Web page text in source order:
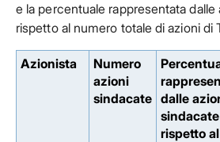
e la percentuale rappresentata dalle
rispetto al numero totale di azioni di
Azionista
Numero
azioni
sindacate dalle
sindacate
rispetto al